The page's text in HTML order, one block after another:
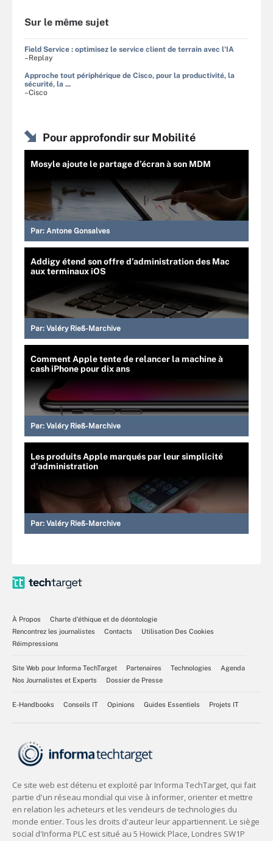
Sur le même sujet
Field Service : optimisez le service client de terrain avec l'IA
–Replay
Approche tout périphérique de Cisco, pour la productivité, la
sécurité, la ...
–Cisco
Pour approfondir sur Mobilité
Mosyle ajoute le partage d’écran à son MDM
Par: Antone Gonsalves
Addigy étend son offre d’administration des Mac
aux terminaux iOS
Par: Valéry Rieß-Marchive
Comment Apple tente de relancer la machine à
cash iPhone pour dix ans
Par: Valéry Rieß-Marchive
Les produits Apple marqués par leur simplicité
d’administration
Par: Valéry Rieß-Marchive
À Propos
Charte d’éthique et de déontologie
Rencontrez les journalistes
Contacts
Utilisation Des Cookies
Réimpressions
Site Web pour Informa TechTarget Partenaires Technologies
Agenda
Nos Journalistes et Experts
Dossier de Presse
E-Handbooks Conseils IT Opinions Guides Essentiels Projets IT